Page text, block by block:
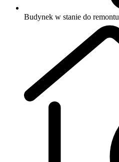
Budynek w stanie do remontu